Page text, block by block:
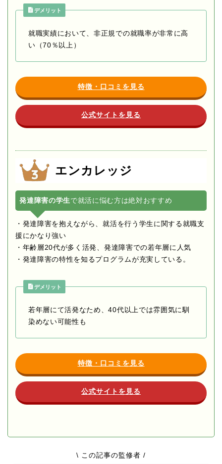
デメリット
就職実績において、非正規での就職率が非常に高
い（70％以上）
特徴・口コミを見る
公式サイトを見る
エンカレッジ
発達障害の学生 で就活に悩む方は絶対おすすめ
・発達障害を抱えながら、就活を行う学生に関する就職支
援にかなり強い
・年齢層20代が多く活発、発達障害での若年層に人気
・発達障害の特性を知るプログラムが充実している。
デメリット
若年層にて活発なため、40代以上では雰囲気に馴
染めない可能性も
特徴・口コミを見る
公式サイトを見る
\ この記事の監修者 /